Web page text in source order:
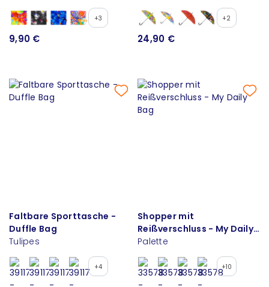
+3
9,90 €
+2
24,90 €
Faltbare Sporttasche -
Duffle Bag
Tulipes
+4
Shopper mit
Reißverschluss - My Daily
Bag
Palette
+10